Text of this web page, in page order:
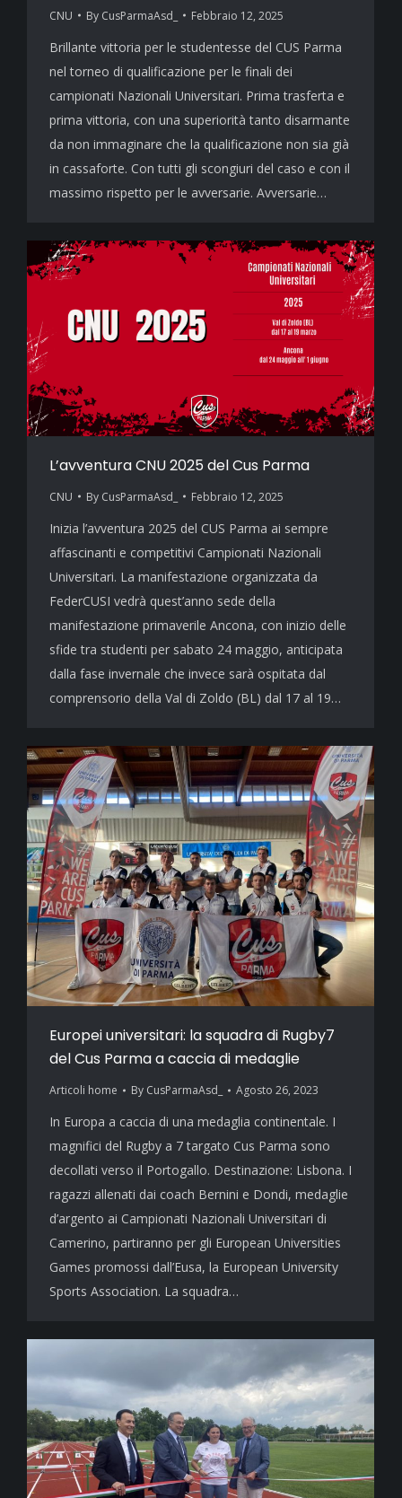
CNU By CusParmaAsd_ Febbraio 12, 2025
Brillante vittoria per le studentesse del CUS Parma
nel torneo di qualificazione per le finali dei
campionati Nazionali Universitari. Prima trasferta e
prima vittoria, con una superiorità tanto disarmante
da non immaginare che la qualificazione non sia già
in cassaforte. Con tutti gli scongiuri del caso e con il
massimo rispetto per le avversarie. Avversarie…
L’avventura CNU 2025 del Cus Parma
CNU By CusParmaAsd_ Febbraio 12, 2025
Inizia l’avventura 2025 del CUS Parma ai sempre
affascinanti e competitivi Campionati Nazionali
Universitari. La manifestazione organizzata da
FederCUSI vedrà quest’anno sede della
manifestazione primaverile Ancona, con inizio delle
sfide tra studenti per sabato 24 maggio, anticipata
dalla fase invernale che invece sarà ospitata dal
comprensorio della Val di Zoldo (BL) dal 17 al 19…
Europei universitari: la squadra di Rugby7
del Cus Parma a caccia di medaglie
Articoli home By CusParmaAsd_ Agosto 26, 2023
In Europa a caccia di una medaglia continentale. I
magnifici del Rugby a 7 targato Cus Parma sono
decollati verso il Portogallo. Destinazione: Lisbona. I
ragazzi allenati dai coach Bernini e Dondi, medaglie
d’argento ai Campionati Nazionali Universitari di
Camerino, partiranno per gli European Universities
Games promossi dall’Eusa, la European University
Sports Association. La squadra…